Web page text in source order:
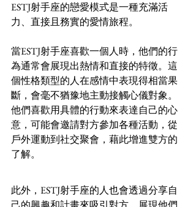
ESTJ射手座的戀愛模式是一種充滿活
力、直接且務實的愛情旅程。
當ESTJ射手座喜歡一個人時，他們的行
為通常會展現出熱情和直接的特徵。這
個性格類型的人在感情中表現得相當果
斷，會毫不猶豫地主動接觸心儀對象。
他們喜歡用具體的行動來表達自己的心
意，可能會邀請對方參加各種活動，從
戶外運動到社交聚會，藉此增進雙方的
了解。
此外，ESTJ射手座的人也會透過分享自